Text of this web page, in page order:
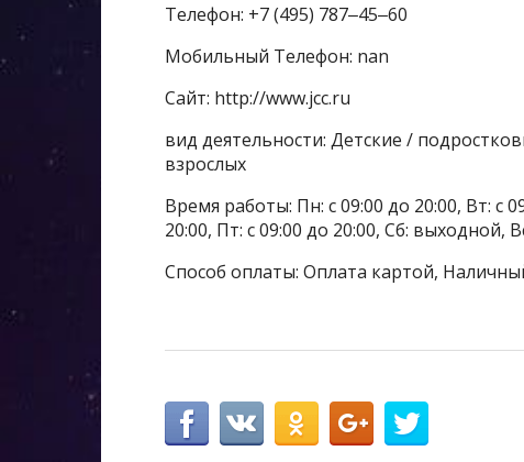
Телефон: +7 (495) 787‒45‒60
Мобильный Телефон: nan
Сайт: http://www.jcc.ru
вид деятельности: Детские /
взрослых
Время работы: Пн: с 09:00 до 20:00, Вт: с
20:00, Пт: с 09:00 до 20:00, Сб: выходной,
Способ оплаты: Оплата картой,